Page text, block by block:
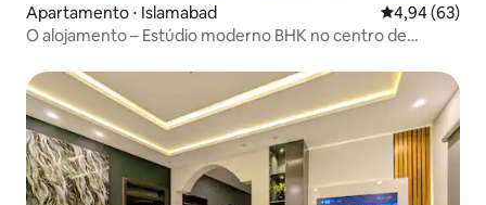
Apartamento ⋅ Islamabad 4,94 de uma
4,94 (63)
O alojamento – Estúdio moderno BHK no centro de